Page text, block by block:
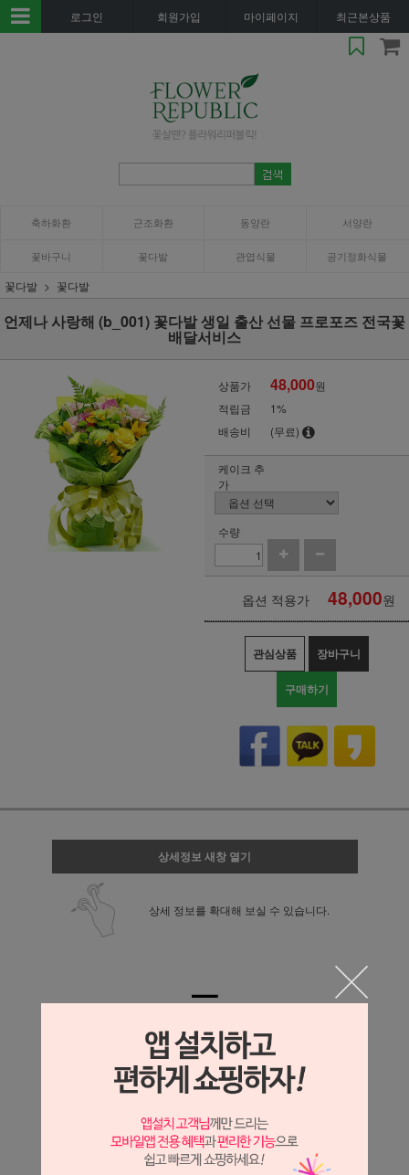
로그인 회원가입 마이페이지 최근본상품
축하화환 근조화환 동양란 서양란
꽃바구니 꽃다발 관엽식물 공기정화식물
꽃다발 꽃다발
언제나 사랑해 (b_001) 꽃다발 생일 출산 선물 프로포즈 전국꽃
배달서비스
상품가 48,000원
적립금
1%
배송비
(무료)
케이크 추
가
수량
옵션 적용가 48,000원
관심상품 장바구니
구매하기
상세정보 새창 열기
상세 정보를 확대해 보실 수 있습니다.